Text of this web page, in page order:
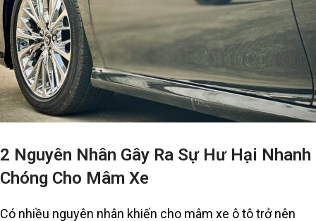
2 Nguyên Nhân Gây Ra Sự Hư Hại Nhanh
Chóng Cho Mâm Xe
Có nhiều nguyên nhân khiến cho mâm xe ô tô trở nên